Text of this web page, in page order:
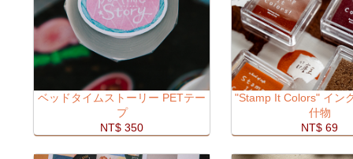
ベッドタイムストーリー PETテー
プ
NT$ 350
"Stamp It Colors" イン
什物
NT$ 69